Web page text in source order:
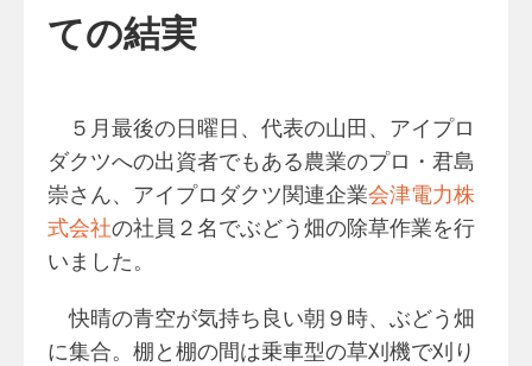
ての結実
５月最後の日曜日、代表の山田、アイプロ
ダクツへの出資者でもある農業のプロ・君島
崇さん、アイプロダクツ関連企業会津電力株
式会社の社員２名でぶどう畑の除草作業を行
いました。
快晴の青空が気持ち良い朝９時、ぶどう畑
に集合。棚と棚の間は乗車型の草刈機で刈り